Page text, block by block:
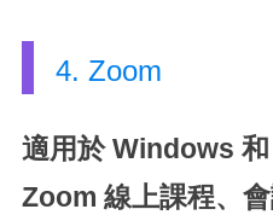
4. Zoom
適用於 Windows
Zoom 線上課程、會